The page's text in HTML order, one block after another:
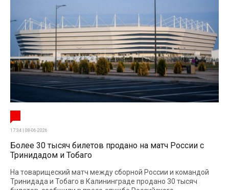
17:34 | 08-06-2026
Более 30 тысяч билетов продано на матч России с
Тринидадом и Тобаго
На товарищеский матч между сборной России и командой
Тринидада и Тобаго в Калининграде продано 30 тысяч